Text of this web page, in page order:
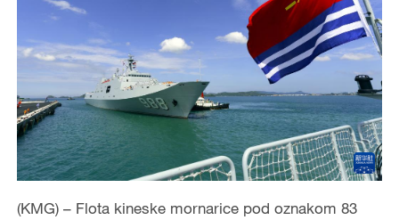
(KMG) – Flota kineske mornarice pod oznakom 83